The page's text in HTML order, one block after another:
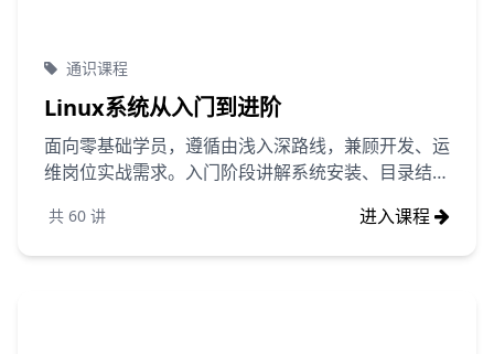
通识课程
Linux系统从入门到进阶
面向零基础学员，遵循由浅入深路线，兼顾开发、运
维岗位实战需求。入门阶段讲解系统安装、目录结
理，快速建立终端操作思维；进阶模块覆盖进程监
控、软件包管理、网络配置、防火墙、日志排查、
共 60 讲 进入课程